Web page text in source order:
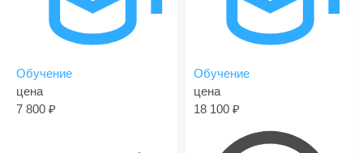
Обучение
цена
7 800
Обучение
цена
18 100